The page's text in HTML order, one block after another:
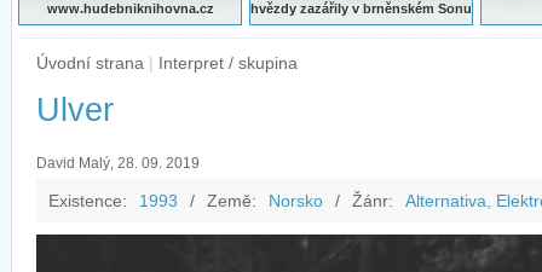
www.hudebniknihovna.cz
hvězdy zazářily v brněnském Sonu
Úvodní strana | Interpret / skupina
Ulver
David Malý, 28. 09. 2019
Existence: 1993 / Země: Norsko / Žánr: Alternativa,